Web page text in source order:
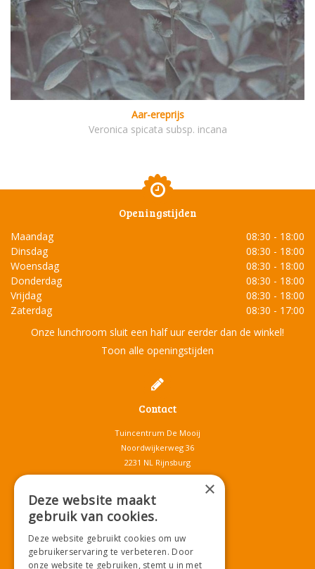
Aar-ereprijs
Veronica spicata subsp. incana
Openingstijden
Maandag
08:30 - 18:00
Dinsdag
08:30 - 18:00
Woensdag
08:30 - 18:00
Donderdag
08:30 - 18:00
Vrijdag
08:30 - 18:00
Zaterdag
08:30 - 17:00
Onze lunchroom sluit een half uur eerder dan de winkel!
Toon alle openingstijden
Contact
Tuincentrum De Mooij
Noordwijkerweg 36
2231 NL Rijnsburg
T.071-4080959
info@tuincentrumdemooij.nl
Download onze App!
×
Deze website maakt
gebruik van cookies.
Deze website gebruikt cookies om uw
gebruikerservaring te verbeteren. Door
onze website te gebruiken, stemt u in met